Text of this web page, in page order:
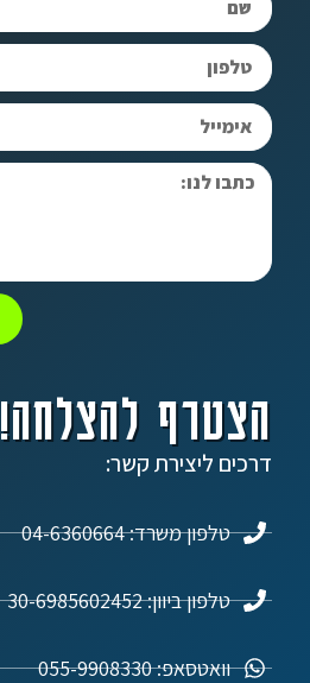
הצטרף להצלחה!
דרכים ליצירת קשר:
טלפון משרד: 04-6360664
טלפון ביוון: 30-6985602452
וואטסאפ: 055-9908330